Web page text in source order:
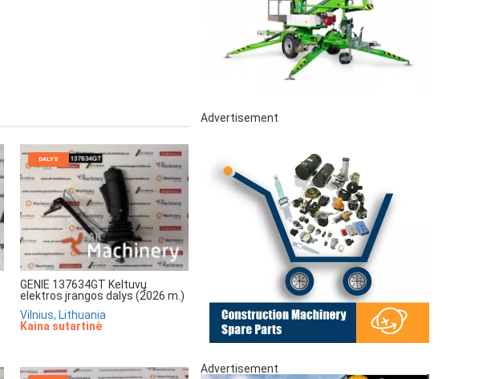
DALYS
GENIE 137634GT Keltuvų
elektros įrangos dalys (2026 m.)
Vilnius, Lithuania
Kaina sutartinė
Advertisement
Advertisement